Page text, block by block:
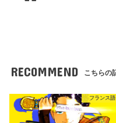
RECOMMEND こちらの
フランス語